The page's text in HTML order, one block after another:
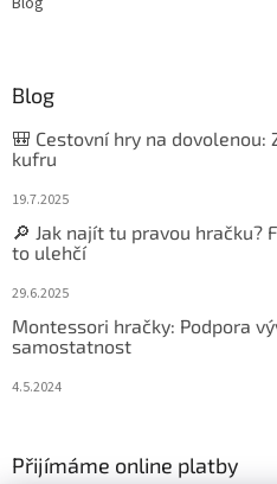
Blog
🎒 Cestovní hry na dovolenou:
kufru
19.7.2025
🔎 Jak najít tu pravou hračku?
to ulehčí
29.6.2025
Montessori hračky: Podpora
samostatnost
4.5.2024
Přijímáme online platby